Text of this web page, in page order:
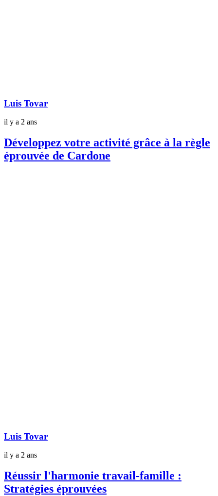
Luis Tovar
il y a 2 ans
Développez votre activité grâce à la règle
éprouvée de Cardone
Luis Tovar
il y a 2 ans
Réussir l'harmonie travail-famille :
Stratégies éprouvées